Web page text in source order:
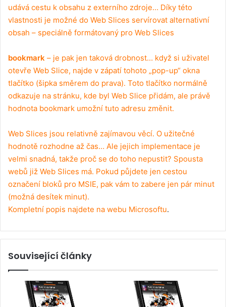
udává cestu k obsahu z externího zdroje… Díky této
vlastnosti je možné do Web Slices servírovat alternativní
obsah – speciálně formátovaný pro Web Slices
bookmark – je pak jen taková drobnost… když si uživatel
otevře Web Slice, najde v zápatí tohoto „pop-up“ okna
tlačítko (šipka směrem do prava). Toto tlačítko normálně
odkazuje na stránku, kde byl Web Slice přidám, ale právě
hodnota bookmark umožní tuto adresu změnit.
Web Slices jsou relativně zajímavou věcí. O užitečné
hodnotě rozhodne až čas… Ale jejich implementace je
velmi snadná, takže proč se do toho nepustit? Spousta
webů již Web Slices má. Pokud půjdete jen cestou
označení bloků pro MSIE, pak vám to zabere jen pár minut
(možná desítek minut).
Kompletní popis najdete na webu Microsoftu.
Související články